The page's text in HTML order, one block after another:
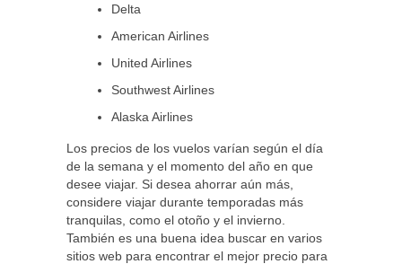
Delta
American Airlines
United Airlines
Southwest Airlines
Alaska Airlines
Los precios de los vuelos varían según el día
de la semana y el momento del año en que
desee viajar. Si desea ahorrar aún más,
considere viajar durante temporadas más
tranquilas, como el otoño y el invierno.
También es una buena idea buscar en varios
sitios web para encontrar el mejor precio para